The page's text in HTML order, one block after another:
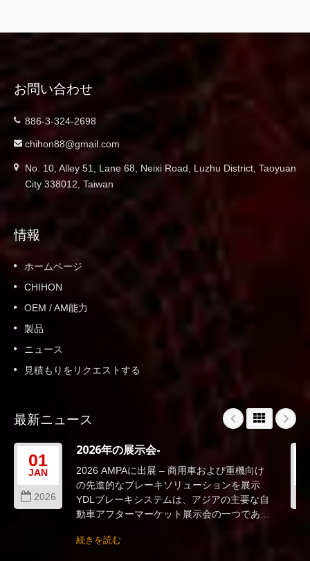
お問い合わせ
886-3-324-2698
chihon88@gmail.com
No. 10, Alley 51, Lane 68, Neixi Road, Luzhu District, Taoyuan
City 338012, Taiwan
情報
ホームページ
CHIHON
OEM / AM能力
製品
ニュース
見積もりをリクエストする
最新ニュース
01
JAN
2026
2026年の展示会-
2026 AMPAに出展 – 商用車および重機向け
の先進的なブレーキソリューションを展示
YDLブレーキシステムは、アジアの主要な自
動車アフターマーケット展示会の一つである
続きを読む